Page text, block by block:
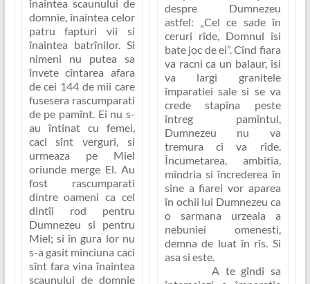
înaintea scaunului de
domnie, înaintea celor
patru fapturi vii si
înaintea batrînilor. Si
nimeni nu putea sa
învete cîntarea afara
de cei 144 de mii care
fusesera rascumparati
de pe pamînt. Ei nu s-
au întinat cu femei,
caci sînt verguri, si
urmeaza pe Miel
oriunde merge El. Au
fost rascumparati
dintre oameni ca cel
dintîi rod pentru
Dumnezeu si pentru
Miel; si în gura lor nu
s-a gasit minciuna caci
sînt fara vina înaintea
scaunului de domnie
despre Dumnezeu
astfel: „Cel ce sade în
ceruri rîde, Domnul îsi
bate joc de ei”. Cînd fiara
va racni ca un balaur, îsi
va largi granitele
împaratiei sale si se va
crede stapîna peste
întreg pamîntul,
Dumnezeu nu va
tremura ci va rîde.
Încumetarea, ambitia,
mîndria si încrederea în
sine a fiarei vor aparea
în ochii lui Dumnezeu ca
o sarmana urzeala a
nebuniei omenesti,
demna de luat în rîs. Si
asa si este.
A te gîndi sa